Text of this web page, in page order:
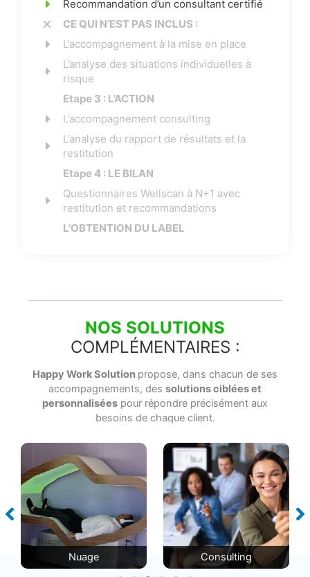
Recommandation d’un consultant certifié
CE QUI N’EST PAS INCLUS :
L’accompagnement à la mise en place
L’analyse des situations individuelles à
risque
Etape 3 : L’ACTION
L’accompagnement consulting
L’analyse du rapport de résultats et la
restitution
Etape 4 : LE BILAN
Questionnaires Wellscan à N+1 avec
restitution et recommandations
L’OBTENTION DU LABEL
NOS SOLUTIONS
COMPLÉMENTAIRES :
Happy Work Solution propose, dans chacun de ses
accompagnements, des solutions ciblées et
personnalisées pour répondre précisément aux
besoins de chaque client.
Nuage Consulting